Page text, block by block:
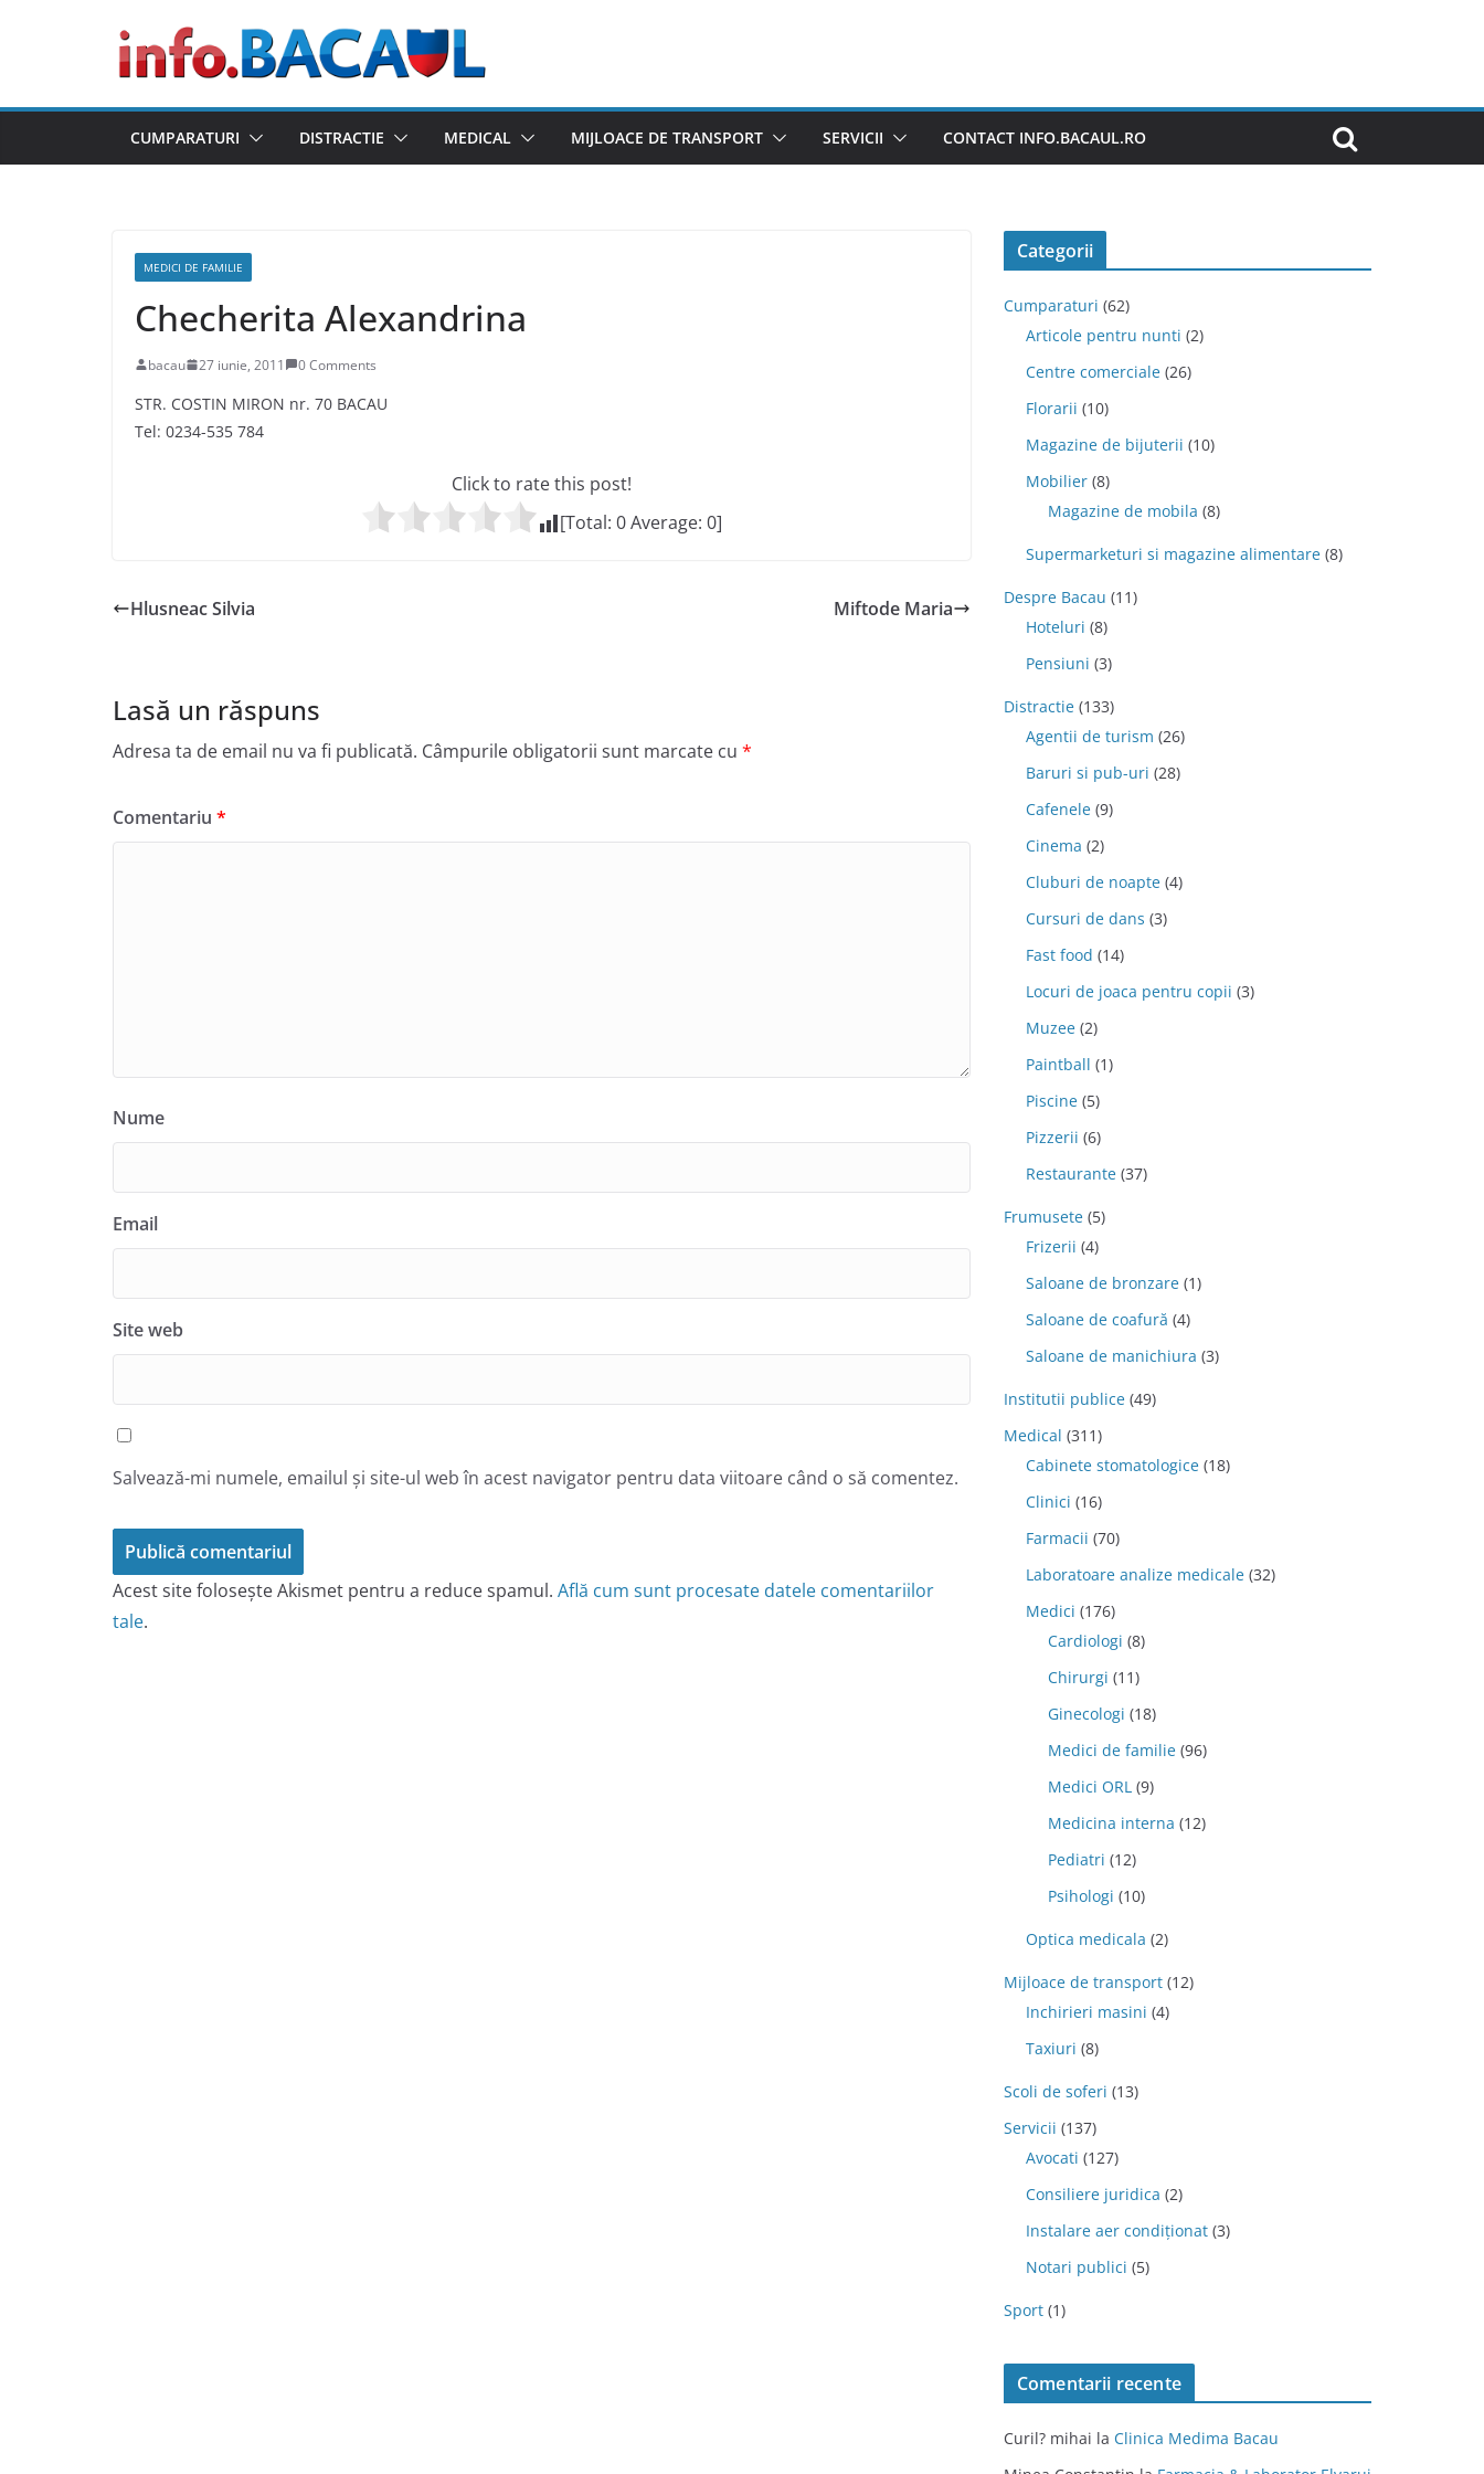
CUMPARATURI DISTRACTIE MEDICAL MIJLOACE DE TRANSPORT SERVICII CONTACT INFO.BACAUL.RO
MEDICI DE FAMILIE
Checherita Alexandrina
bacau 27 iunie, 2011 0 Comments
STR. COSTIN MIRON nr. 70 BACAU
Tel: 0234-535 784
Click to rate this post!
[Total: 0Average: 0]
Hlusneac Silvia Miftode Maria
Lasă un răspuns
Adresa ta de email nu va fi publicată. Câmpurile obligatorii sunt marcate cu *
Comentariu *
Nume
Email
Site web
Salvează-mi numele, emailul și site-ul web în acest navigator pentru data viitoare când o să comentez.
Acest site folosește Akismet pentru a reduce spamul. Află cum sunt procesate datele comentariilor
tale.
Categorii
Cumparaturi (62)
Articole pentru nunti (2)
Centre comerciale (26)
Florarii (10)
Magazine de bijuterii (10)
Mobilier (8)
Magazine de mobila (8)
Supermarketuri si magazine alimentare (8)
Despre Bacau (11)
Hoteluri (8)
Pensiuni (3)
Distractie (133)
Agentii de turism (26)
Baruri si pub-uri (28)
Cafenele (9)
Cinema (2)
Cluburi de noapte (4)
Cursuri de dans (3)
Fast food (14)
Locuri de joaca pentru copii (3)
Muzee (2)
Paintball (1)
Piscine (5)
Pizzerii (6)
Restaurante (37)
Frumusete (5)
Frizerii (4)
Saloane de bronzare (1)
Saloane de coafură (4)
Saloane de manichiura (3)
Institutii publice (49)
Medical (311)
Cabinete stomatologice (18)
Clinici (16)
Farmacii (70)
Laboratoare analize medicale (32)
Medici (176)
Cardiologi (8)
Chirurgi (11)
Ginecologi (18)
Medici de familie (96)
Medici ORL (9)
Medicina interna (12)
Pediatri (12)
Psihologi (10)
Optica medicala (2)
Mijloace de transport (12)
Inchirieri masini (4)
Taxiuri (8)
Scoli de soferi (13)
Servicii (137)
Avocati (127)
Consiliere juridica (2)
Instalare aer condiționat (3)
Notari publici (5)
Sport (1)
Comentarii recente
Curil? mihai la Clinica Medima Bacau